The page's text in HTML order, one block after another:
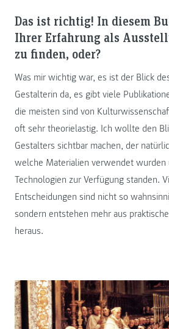
Das ist richtig! In diesem
Ihrer Erfahrung als
zu finden, oder?
Was mir wichtig war, es ist der Blick
Gestalterin da, es gibt viele
die meisten sind von
oft sehr theorielastig. Ich wollte den
Gestalters sichtbar machen, der
welche Materialien verwendet wurden
Technologien zur Verfügung standen.
Entscheidungen sind nicht so
sondern entstehen mehr aus
heraus.